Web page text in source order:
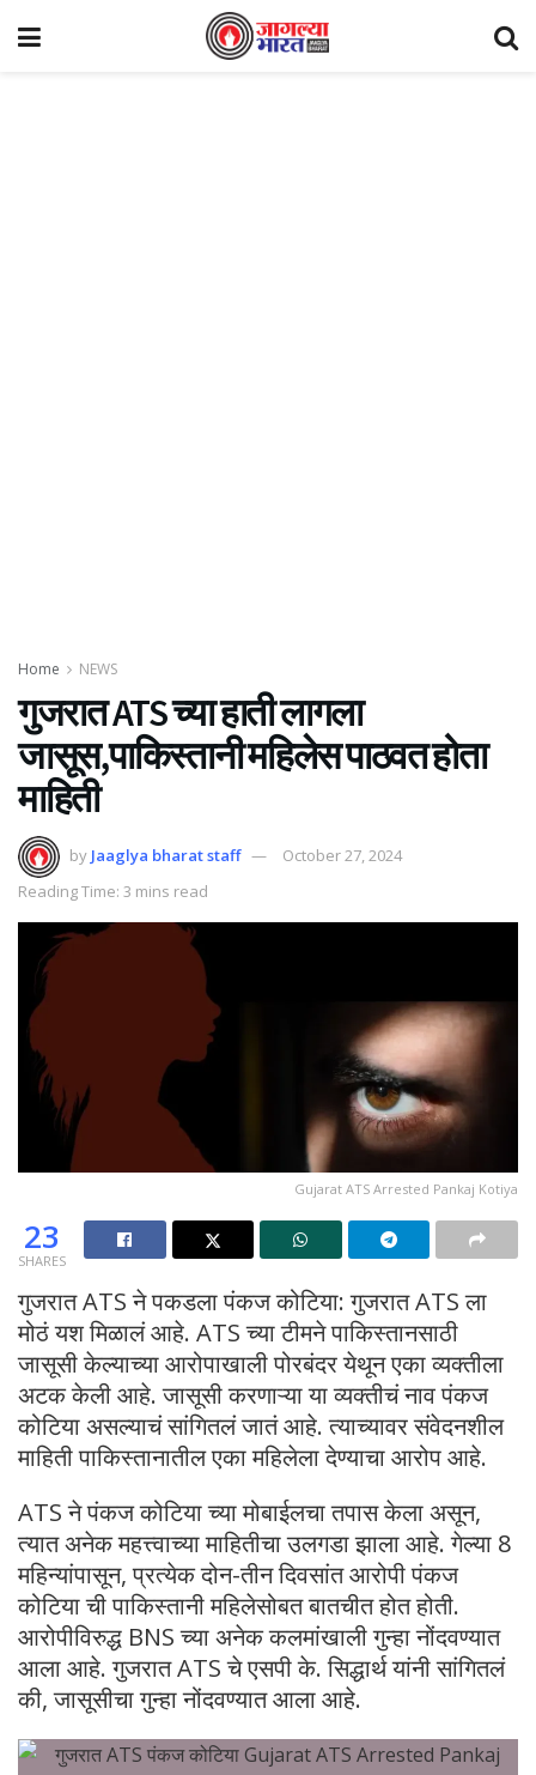
Home NEWS
गुजरात ATS च्या हाती लागला
जासूस,पाकिस्तानी महिलेस पाठवत होता
माहिती
by Jaaglya bharat staff
October 27, 2024
Reading Time: 3 mins read
Gujarat ATS Arrested Pankaj Kotiya
23
SHARES
गुजरात ATS ने पकडला पंकज कोटिया: गुजरात ATS ला
मोठं यश मिळालं आहे. ATS च्या टीमने पाकिस्तानसाठी
जासूसी केल्याच्या आरोपाखाली पोरबंदर येथून एका व्यक्तीला
अटक केली आहे. जासूसी करणाऱ्या या व्यक्तीचं नाव पंकज
कोटिया असल्याचं सांगितलं जातं आहे. त्याच्यावर संवेदनशील
माहिती पाकिस्तानातील एका महिलेला देण्याचा आरोप आहे.
ATS ने पंकज कोटिया च्या मोबाईलचा तपास केला असून,
त्यात अनेक महत्त्वाच्या माहितीचा उलगडा झाला आहे. गेल्या 8
महिन्यांपासून, प्रत्येक दोन-तीन दिवसांत आरोपी पंकज
कोटिया ची पाकिस्तानी महिलेसोबत बातचीत होत होती.
आरोपीविरुद्ध BNS च्या अनेक कलमांखाली गुन्हा नोंदवण्यात
आला आहे. गुजरात ATS चे एसपी के. सिद्धार्थ यांनी सांगितलं
की, जासूसीचा गुन्हा नोंदवण्यात आला आहे.